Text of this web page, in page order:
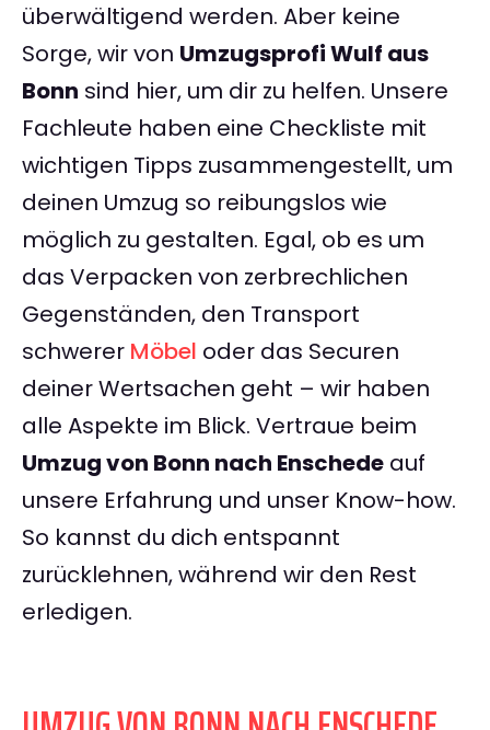
überwältigend werden. Aber keine
Sorge, wir von Umzugsprofi Wulf aus
Bonn sind hier, um dir zu helfen. Unsere
Fachleute haben eine Checkliste mit
wichtigen Tipps zusammengestellt, um
deinen Umzug so reibungslos wie
möglich zu gestalten. Egal, ob es um
das Verpacken von zerbrechlichen
Gegenständen, den Transport
schwerer Möbel oder das Securen
deiner Wertsachen geht – wir haben
alle Aspekte im Blick. Vertraue beim
Umzug von Bonn nach Enschede auf
unsere Erfahrung und unser Know-how.
So kannst du dich entspannt
zurücklehnen, während wir den Rest
erledigen.